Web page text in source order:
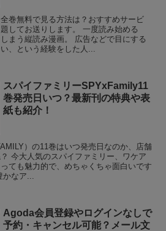
巻無料で見る方法は？おすすめサービ
してお送りします。 一度読み始める
まう縦読み漫画。 広告などで目にする
、という経験をした人...
スパイファミリーSPYxFamily11
巻発売日いつ？最新刊の特典や表
紙も紹介！
）の11巻はいつ発売日なのか、店舗
今大人気のスパイファミリー、ワケア
ても魅力的で、めちゃくちゃ面白いです
なア...
Agoda会員登録やログインなしで
予約・キャンセル可能？メール文